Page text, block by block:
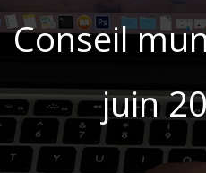
Conseil
juin